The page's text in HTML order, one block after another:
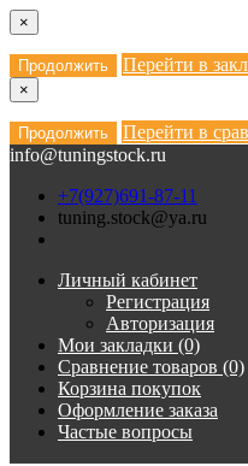
×
Продолжить Перейти в
×
Продолжить
Перейти в
info@tuningstock.ru
+7(927)691-87-11
tuning.stock@ya.ru
Личный кабинет
Регистрация
Авторизация
Мои закладки (0)
Сравнение товаров (0)
Корзина покупок
Оформление заказа
Частые вопросы